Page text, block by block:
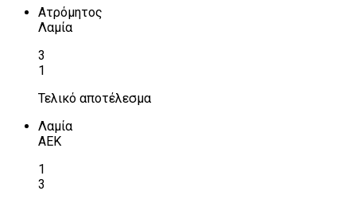
Ατρόμητος
Λαμία
3
1
Τελικό αποτέλεσμα
Λαμία
ΑΕΚ
1
3